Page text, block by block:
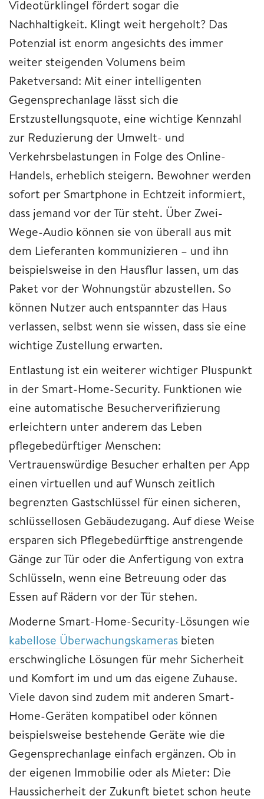
Videotürklingel fördert sogar die
Nachhaltigkeit. Klingt weit hergeholt? Das
Potenzial ist enorm angesichts des immer
weiter steigenden Volumens beim
Paketversand: Mit einer intelligenten
Gegensprechanlage lässt sich die
Erstzustellungsquote, eine wichtige Kennzahl
zur Reduzierung der Umwelt- und
Verkehrsbelastungen in Folge des Online-
Handels, erheblich steigern. Bewohner werden
sofort per Smartphone in Echtzeit informiert,
dass jemand vor der Tür steht. Über Zwei-
Wege-Audio können sie von überall aus mit
dem Lieferanten kommunizieren – und ihn
beispielsweise in den Hausflur lassen, um das
Paket vor der Wohnungstür abzustellen. So
können Nutzer auch entspannter das Haus
verlassen, selbst wenn sie wissen, dass sie eine
wichtige Zustellung erwarten.
Entlastung ist ein weiterer wichtiger Pluspunkt
in der Smart-Home-Security. Funktionen wie
eine automatische Besucherverifizierung
erleichtern unter anderem das Leben
pflegebedürftiger Menschen:
Vertrauenswürdige Besucher erhalten per App
einen virtuellen und auf Wunsch zeitlich
begrenzten Gastschlüssel für einen sicheren,
schlüssellosen Gebäudezugang. Auf diese Weise
ersparen sich Pflegebedürftige anstrengende
Gänge zur Tür oder die Anfertigung von extra
Schlüsseln, wenn eine Betreuung oder das
Essen auf Rädern vor der Tür stehen.
Moderne Smart-Home-Security-Lösungen wie
kabellose Überwachungskameras bieten
erschwingliche Lösungen für mehr Sicherheit
und Komfort im und um das eigene Zuhause.
Viele davon sind zudem mit anderen Smart-
Home-Geräten kompatibel oder können
beispielsweise bestehende Geräte wie die
Gegensprechanlage einfach ergänzen. Ob in
der eigenen Immobilie oder als Mieter: Die
Haussicherheit der Zukunft bietet schon heute